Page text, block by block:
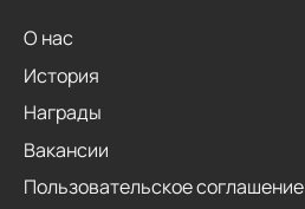
О нас
История
Награды
Вакансии
Пользовательское соглашение